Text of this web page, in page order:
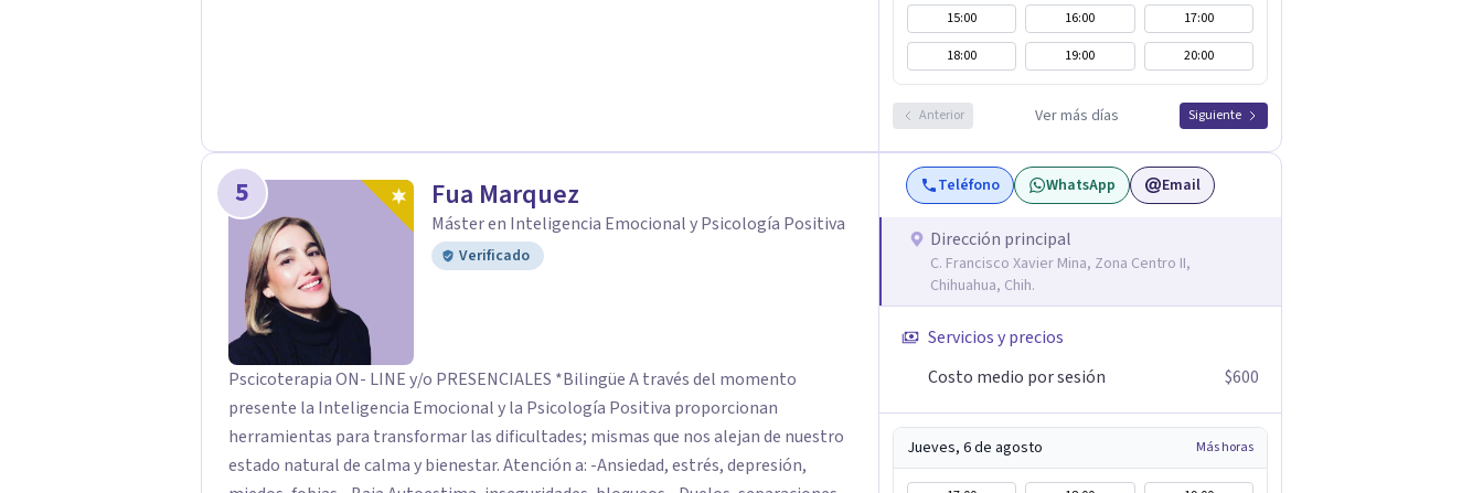
15:00 16:00
17:00
18:00
19:00 20:00
Anterior Ver más días Siguiente
5 Fua Marquez
Máster en Inteligencia Emocional y Psicología Positiva
Verificado
Pscicoterapia ON- LINE y/o PRESENCIALES *Bilingüe A través del momento
presente la Inteligencia Emocional y la Psicología Positiva proporcionan
herramientas para transformar las dificultades; mismas que nos alejan de nuestro
estado natural de calma y bienestar. Atención a: -Ansiedad, estrés, depresión,
Teléfono WhatsApp Email
Dirección principal
C. Francisco Xavier Mina, Zona Centro II,
Chihuahua, Chih.
Servicios y precios
Costo medio por sesión
$600
Jueves, 6 de agosto Más horas